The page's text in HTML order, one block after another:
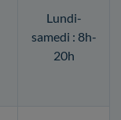
Lundi-
samedi : 8h-
20h